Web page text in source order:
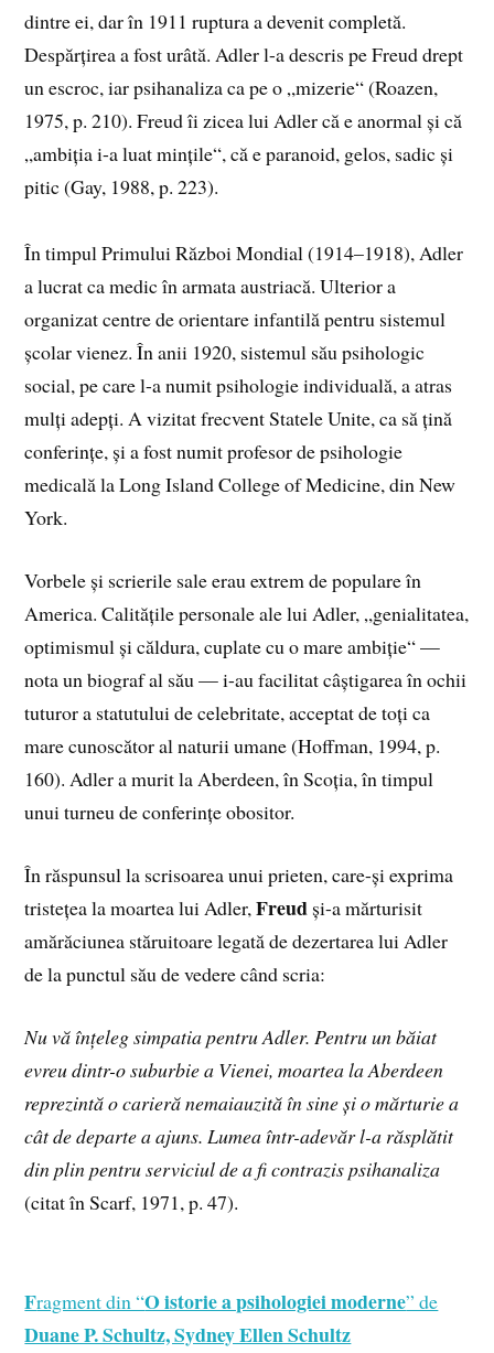
dintre ei, dar în 1911 ruptura a devenit completă.
Despărțirea a fost urâtă. Adler l-a descris pe Freud drept
un escroc, iar psihanaliza ca pe o „mizerie“ (Roazen,
1975, p. 210). Freud îi zicea lui Adler că e anormal și că
„ambiția i-a luat mințile“, că e paranoid, gelos, sadic și
pitic (Gay, 1988, p. 223).
În timpul Primului Război Mondial (1914–1918), Adler
a lucrat ca medic în armata austriacă. Ulterior a
organizat centre de orientare infantilă pentru sistemul
școlar vienez. În anii 1920, sistemul său psihologic
social, pe care l-a numit psihologie individuală, a atras
mulți adepți. A vizitat frecvent Statele Unite, ca să țină
conferințe, și a fost numit profesor de psihologie
medicală la Long Island College of Medicine, din New
York.
Vorbele și scrierile sale erau extrem de populare în
America. Calitățile personale ale lui Adler, „genialitatea,
optimismul și căldura, cuplate cu o mare ambiție“ —
nota un biograf al său — i-au facilitat câștigarea în ochii
tuturor a statutului de celebritate, acceptat de toți ca
mare cunoscător al naturii umane (Hoffman, 1994, p.
160). Adler a murit la Aberdeen, în Scoția, în timpul
unui turneu de conferințe obositor.
În răspunsul la scrisoarea unui prieten, care-și exprima
tristețea la moartea lui Adler,Freud și-a mărturisit
amărăciunea stăruitoare legată de dezertarea lui Adler
de la punctul său de vedere când scria:
Nu vă înțeleg simpatia pentru Adler. Pentru un băiat
evreu dintr-o suburbie a Vienei, moartea la Aberdeen
reprezintă o carieră nemaiauzită în sine și o mărturie a
cât de departe a ajuns. Lumea într-adevăr l-a răsplătit
din plin pentru serviciul de a fi contrazis psihanaliza
(citat în Scarf, 1971, p. 47).
Fragment din “O istorie a psihologiei moderne” de
Duane P. Schultz, Sydney Ellen Schultz